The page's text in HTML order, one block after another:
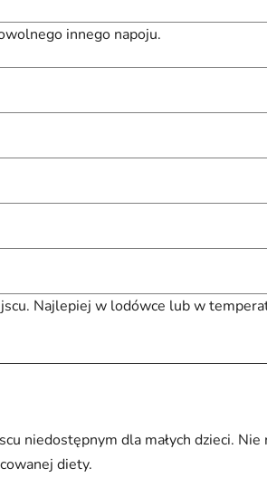
innego napoju.
Najlepiej w lodówce lub w
niedostępnym dla małych dzieci. Nie
diety.